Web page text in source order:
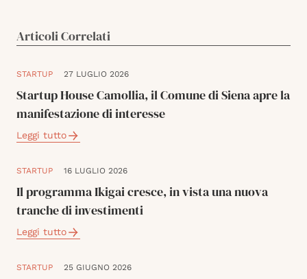
Articoli Correlati
STARTUP 27 LUGLIO 2026
Startup House Camollia, il Comune di Siena apre la
manifestazione di interesse
Leggi tutto
STARTUP 16 LUGLIO 2026
Il programma Ikigai cresce, in vista una nuova
tranche di investimenti
Leggi tutto
STARTUP 25 GIUGNO 2026